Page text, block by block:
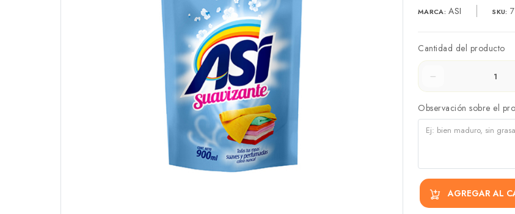
MARCA: ASI SKU:
Cantidad del producto
Observación sobre el
AGREGAR AL